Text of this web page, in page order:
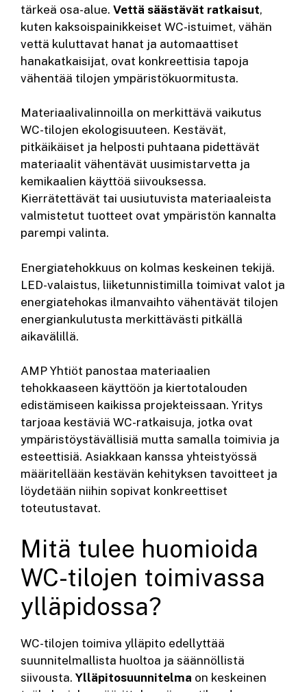
tärkeä osa-alue. Vettä säästävät ratkaisut,
kuten kaksoispainikkeiset WC-istuimet, vähän
vettä kuluttavat hanat ja automaattiset
hanakatkaisijat, ovat konkreettisia tapoja
vähentää tilojen ympäristökuormitusta.
Materiaalivalinnoilla on merkittävä vaikutus
WC-tilojen ekologisuuteen. Kestävät,
pitkäikäiset ja helposti puhtaana pidettävät
materiaalit vähentävät uusimistarvetta ja
kemikaalien käyttöä siivouksessa.
Kierrätettävät tai uusiutuvista materiaaleista
valmistetut tuotteet ovat ympäristön kannalta
parempi valinta.
Energiatehokkuus on kolmas keskeinen tekijä.
LED-valaistus, liiketunnistimilla toimivat valot ja
energiatehokas ilmanvaihto vähentävät tilojen
energiankulutusta merkittävästi pitkällä
aikavälillä.
AMP Yhtiöt panostaa materiaalien
tehokkaaseen käyttöön ja kiertotalouden
edistämiseen kaikissa projekteissaan. Yritys
tarjoaa kestäviä WC-ratkaisuja, jotka ovat
ympäristöystävällisiä mutta samalla toimivia ja
esteettisiä. Asiakkaan kanssa yhteistyössä
määritellään kestävän kehityksen tavoitteet ja
löydetään niihin sopivat konkreettiset
toteutustavat.
Mitä tulee huomioida
WC-tilojen toimivassa
ylläpidossa?
WC-tilojen toimiva ylläpito edellyttää
suunnitelmallista huoltoa ja säännöllistä
siivousta. Ylläpitosuunnitelma on keskeinen